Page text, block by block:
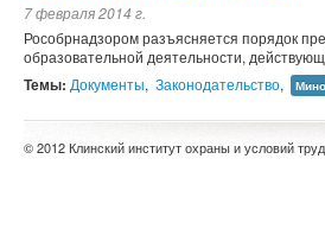
7 февраля 2014 г.
Рособрнадзором разъясняется порядок
образовательной деятельности,
Темы: Документы, Законодательство,
© 2012 Клинский институт охраны и условий